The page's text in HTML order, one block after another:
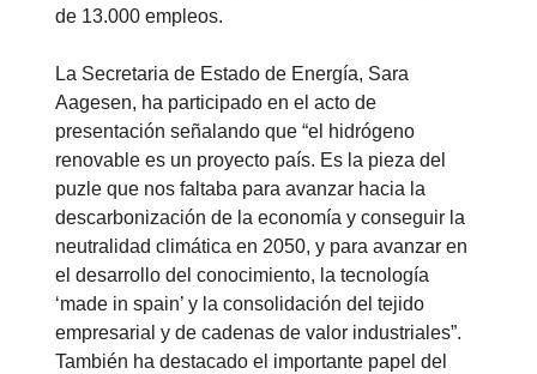
de 13.000 empleos.
La Secretaria de Estado de Energía, Sara
Aagesen, ha participado en el acto de
presentación señalando que “el hidrógeno
renovable es un proyecto país. Es la pieza del
puzle que nos faltaba para avanzar hacia la
descarbonización de la economía y conseguir la
neutralidad climática en 2050, y para avanzar en
el desarrollo del conocimiento, la tecnología
‘made in spain’ y la consolidación del tejido
empresarial y de cadenas de valor industriales”.
También ha destacado el importante papel del